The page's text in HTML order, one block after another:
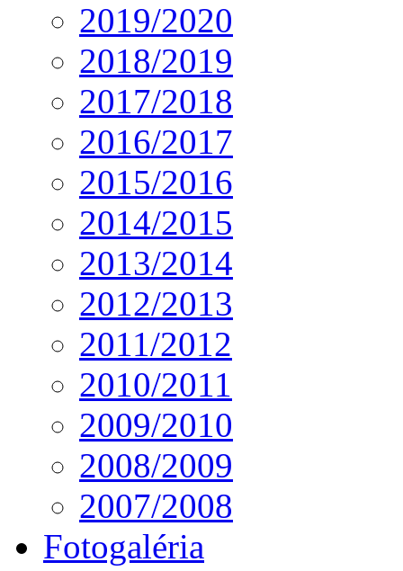
2019/2020
2018/2019
2017/2018
2016/2017
2015/2016
2014/2015
2013/2014
2012/2013
2011/2012
2010/2011
2009/2010
2008/2009
2007/2008
Fotogaléria